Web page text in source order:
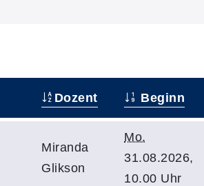
Dozent Beginn
Miranda
Glikson
Mo.
31.08.2026,
10.00 Uhr